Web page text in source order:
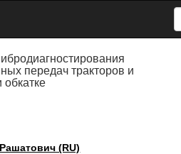
передач тракторов и
(RU)